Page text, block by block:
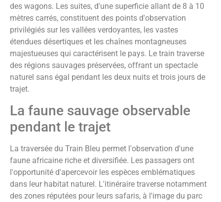
des wagons. Les suites, d'une superficie allant de 8 à 10
mètres carrés, constituent des points d'observation
privilégiés sur les vallées verdoyantes, les vastes
étendues désertiques et les chaînes montagneuses
majestueuses qui caractérisent le pays. Le train traverse
des régions sauvages préservées, offrant un spectacle
naturel sans égal pendant les deux nuits et trois jours de
trajet.
La faune sauvage observable
pendant le trajet
La traversée du Train Bleu permet l'observation d'une
faune africaine riche et diversifiée. Les passagers ont
l'opportunité d'apercevoir les espèces emblématiques
dans leur habitat naturel. L'itinéraire traverse notamment
des zones réputées pour leurs safaris, à l'image du parc